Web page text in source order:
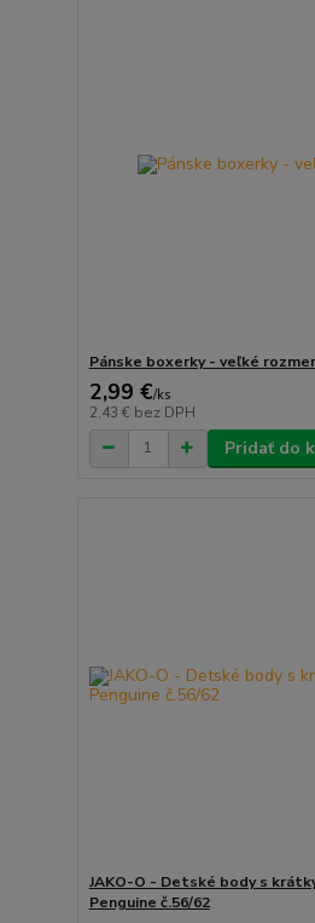
Pánske boxerky - veľké
2,99 €/ks
2,43 € bez DPH
Pridať do
JAKO-O - Detské body s
Penguine č.56/62